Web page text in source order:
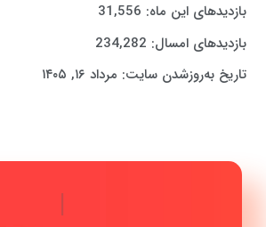
بازدیدهای این ماه: 31,556
بازدیدهای امسال: 234,282
تاریخ به‌روزشدن سایت: مرداد ۱۶, ۱۴۰۵
صفحه رسمی این